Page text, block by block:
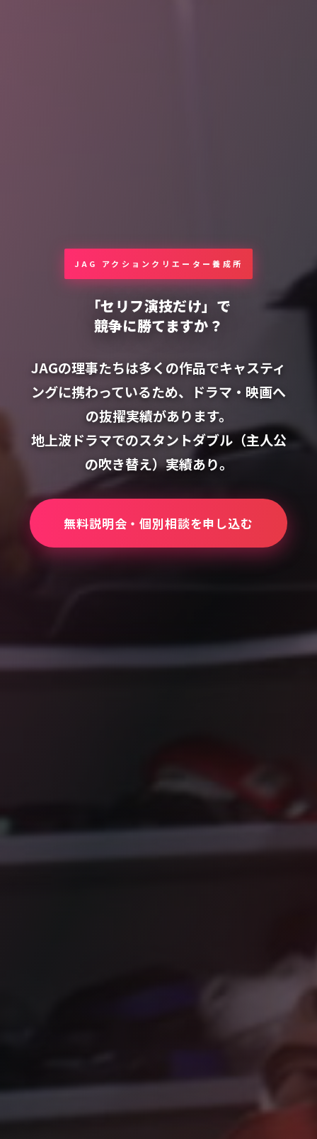
JAG アクションクリエーター養成所
「セリフ演技だけ」で
競争に勝てますか？
JAGの理事たちは多くの作品でキャスティ
ングに携わっているため、ドラマ・映画へ
の抜擢実績があります。
地上波ドラマでのスタントダブル（主人公
の吹き替え）実績あり。
無料説明会・個別相談を申し込む